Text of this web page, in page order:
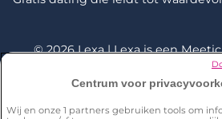
© 2026 Lexa | Lexa is een
*Onderzoek uitgevoerd door Dynata
een representatieve steekproef van
Centrum voor
Wij en onze 1 partners gebruiken tools om